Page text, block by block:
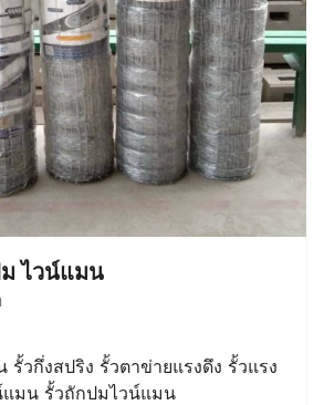
ไวน์แมน
รั้วกึ่งสปริง รั้วตาข่ายแรงดึง รั้วแรง
แมน รั้วถักปมไวน์แมน